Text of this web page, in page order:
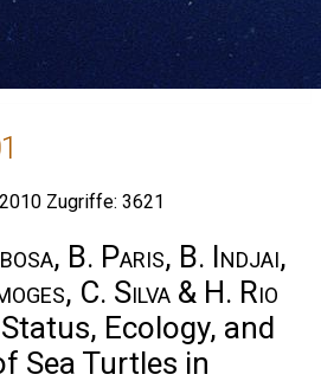
Zugriffe: 3621
B. Paris, B. Indjai,
C. Silva & H. Rio
Ecology, and
Sea Turtles in